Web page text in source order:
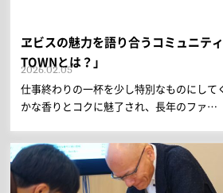
ヱビスの魅力を語り合うコミュニテ
TOWNとは？」
2026.02.05
仕事終わりの一杯を少し特別なものにして
かな香りとコクに魅了され、長年のファ…